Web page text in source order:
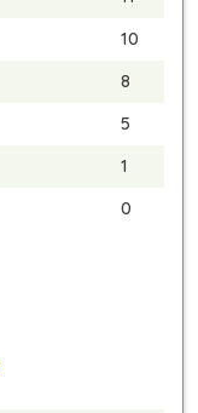
10
8
5
1
0